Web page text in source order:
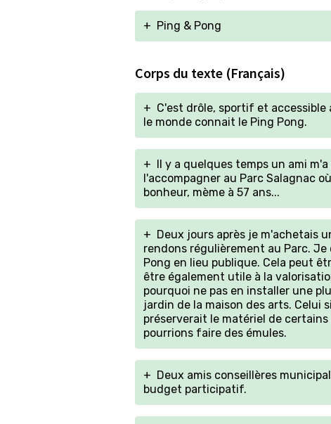
+ Ping & Pong
Corps du texte (Français)
+ C'est drôle, sportif et accessible
le monde connait le Ping Pong.
+ Il y a quelques temps un ami
l'accompagner au Parc Salagnac
bonheur, mème à 57 ans...
+ Deux jours après je m'achetais
rendons régulièrement au Parc.
Pong en lieu publique. Cela peut
être également utile à la
pourquoi ne pas en installer une
jardin de la maison des arts. Celui
préserverait le matériel de
pourrions faire des émules.
+ Deux amis conseillères
budget participatif.